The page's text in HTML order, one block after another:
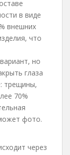
в виде
внешних
что
но
глаза
трещины,
70%
фото.
через